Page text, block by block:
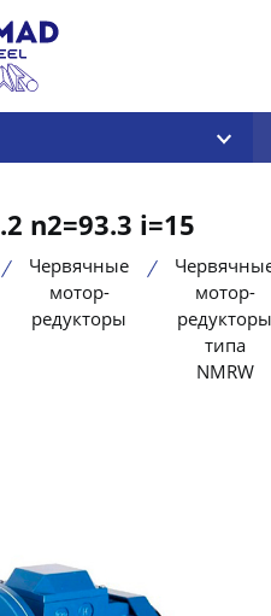
n2=93.3 i=15
Червячные
мотор-
редукторы
мотор-
редукторы
типа
NMRW